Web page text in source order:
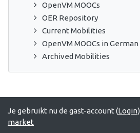
OpenVM MOOCs
OER Repository
Current Mobilities
OpenVM MOOCs in German
Archived Mobilities
Je gebruikt nu de gast-account (Login)
market